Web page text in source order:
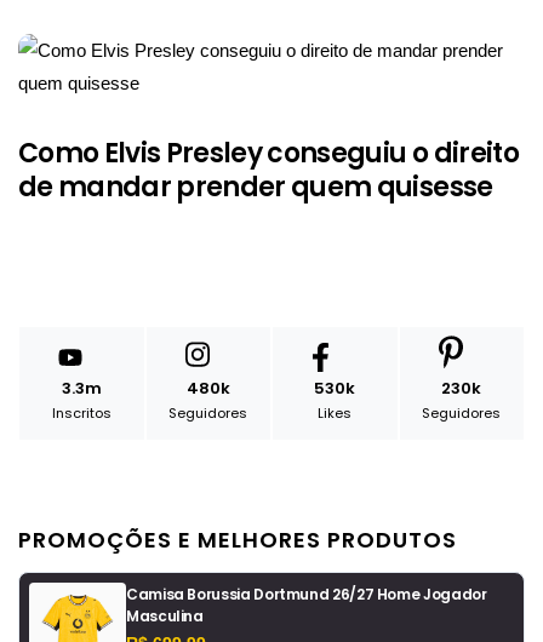
Como Elvis Presley conseguiu o direito
de mandar prender quem quisesse
3.3m
Inscritos
480k
Seguidores
530k
Likes
230k
Seguidores
PROMOÇÕES E MELHORES PRODUTOS
Camisa Borussia Dortmund 26/27 Home Jogador
Masculina